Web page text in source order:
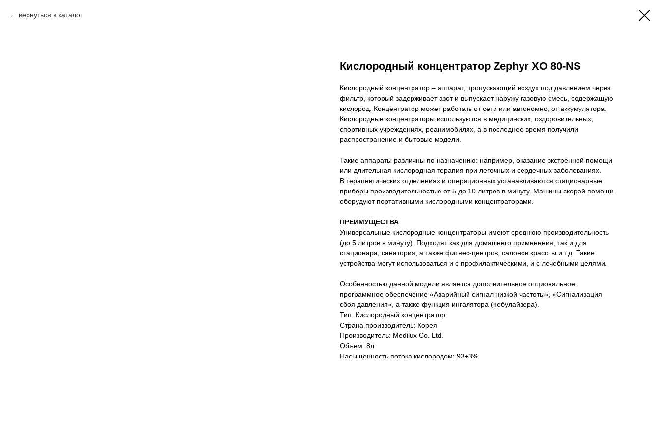
вернуться в каталог
Кислородный концентратор Zephyr XO 80-NS
Кислородный концентратор – аппарат, пропускающий воздух под давлением через
фильтр, который задерживает азот и выпускает наружу газовую смесь, содержащую
кислород. Концентратор может работать от сети или автономно, от аккумулятора.
Кислородные концентраторы используются в медицинских, оздоровительных,
спортивных учреждениях, реанимобилях, а в последнее время получили
распространение и бытовые модели.
Такие аппараты различны по назначению: например, оказание экстренной помощи
или длительная кислородная терапия при легочных и сердечных заболеваниях.
В терапевтических отделениях и операционных устанавливаются стационарные
приборы производительностью от 5 до 10 литров в минуту. Машины скорой помощи
оборудуют портативными кислородными концентраторами.
ПРЕИМУЩЕСТВА
Универсальные кислородные концентраторы имеют среднюю производительность
(до 5 литров в минуту). Подходят как для домашнего применения, так и для
стационара, санатория, а также фитнес-центров, салонов красоты и т.д. Такие
устройства могут использоваться и с профилактическими, и с лечебными целями.
Особенностью данной модели является дополнительное опциональное
программное обеспечение «Аварийный сигнал низкой частоты», «Сигнализация
сбоя давления», а также функция ингалятора (небулайзера).
Тип: Кислородный концентратор
Страна производитель: Корея
Производитель: Medilux Co. Ltd.
Объем: 8л
Насыщенность потока кислородом: 93±3%